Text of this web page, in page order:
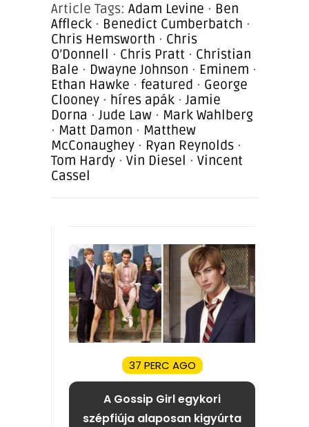
Article Tags: Adam Levine · Ben
Affleck · Benedict Cumberbatch ·
Chris Hemsworth · Chris
O’Donnell · Chris Pratt · Christian
Bale · Dwayne Johnson · Eminem ·
Ethan Hawke · featured · George
Clooney · híres apák · Jamie
Dorna · Jude Law · Mark Wahlberg
· Matt Damon · Matthew
McConaughey · Ryan Reynolds ·
Tom Hardy · Vin Diesel · Vincent
Cassel
37 PERC AGO
A Gossip Girl egykori
szépfiúja alaposan kigyúrta